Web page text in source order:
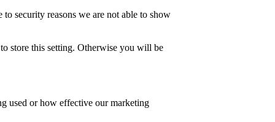
security reasons we are not able to show
store this setting. Otherwise you will be
used or how effective our marketing